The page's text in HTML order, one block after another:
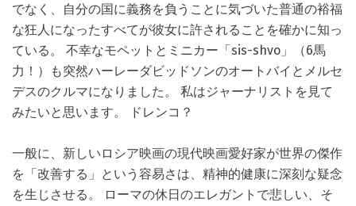
でなく、自分の国に義務を負うことに気づいた普通の裕福
な狂人になったすべてが彼女に許されることを確かに知っ
ている。 不幸なモペットとミニカー「sis-shvo」（6馬
力！）も突然ハーレーダビッドソンのオートバイとメルセ
デスのクルマになりました。 私はジャーナリストを見て
みたいと思います。 ドレンコ？
一般に、新しいロシア映画の現代映画愛好家が世界の傑作
を「改善する」という容易さは、精神的健康に深刻な疑念
を生じさせる。 ローマの休日のエレガントで悲しい、そ